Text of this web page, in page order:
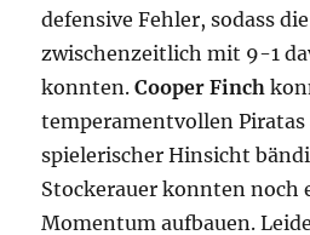
defensive Fehler, sodass
zwischenzeitlich mit 9-1
konnten.Cooper Finch
temperamentvollen Piratas
spielerischer Hinsicht
Stockerauer konnten noch
Momentum aufbauen.